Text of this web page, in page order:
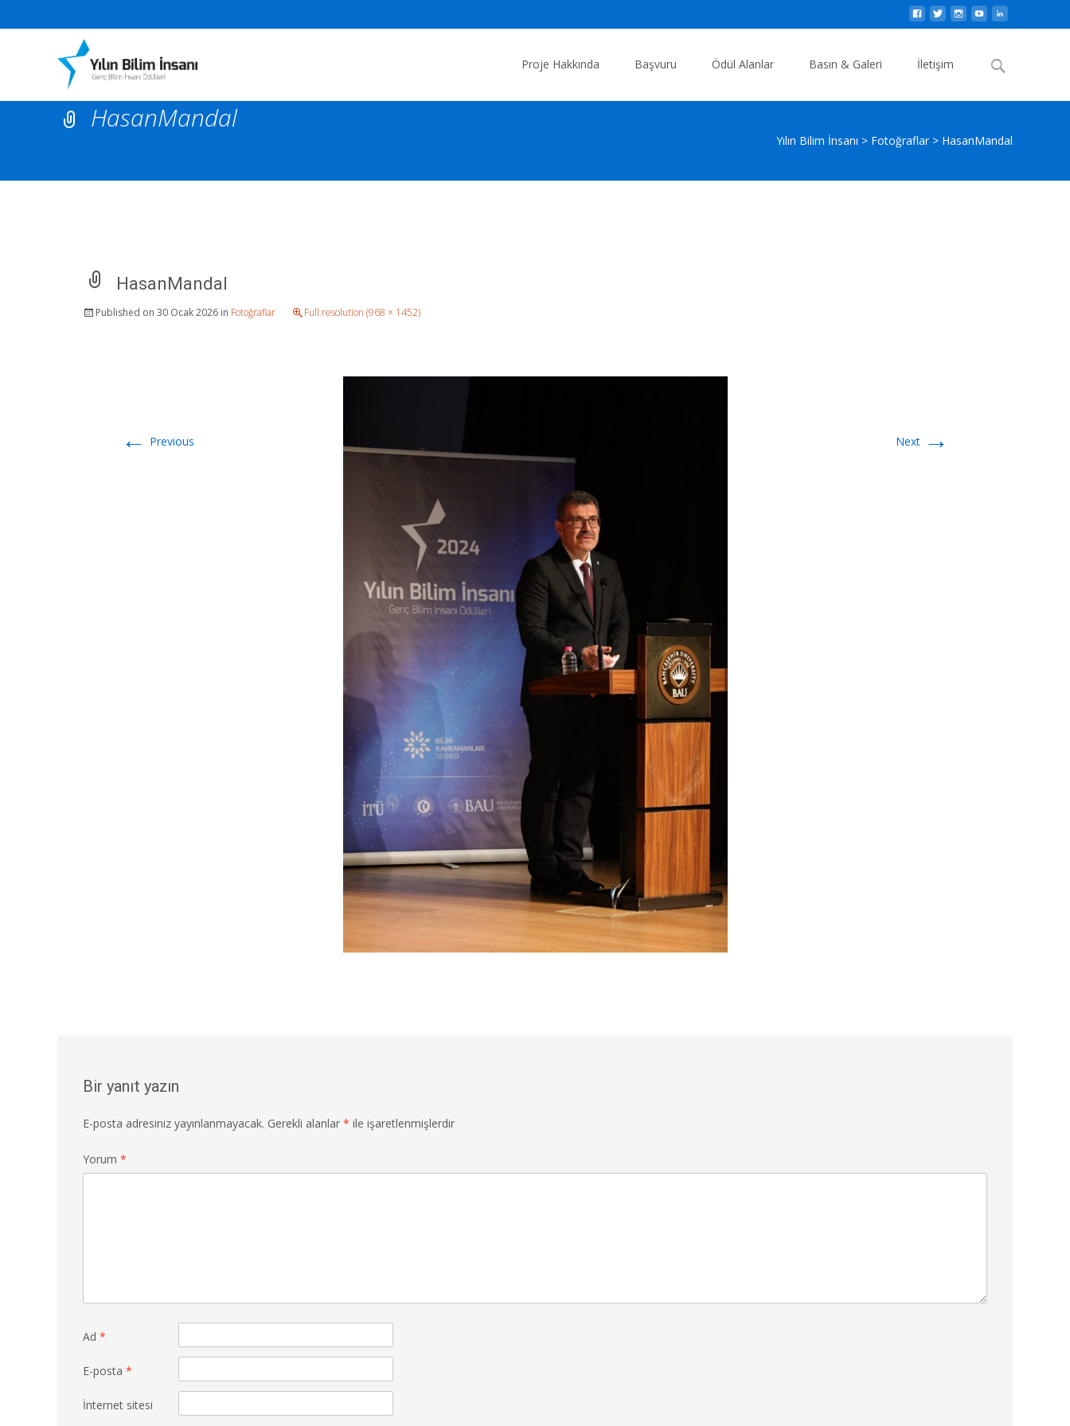
Proje Hakkında Başvuru Ödül Alanlar Basın & Galeri İletişim
Search
HasanMandal
Yılın Bilim İnsanı > Fotoğraflar > HasanMandal
HasanMandal
Published on 30 Ocak 2026 in Fotoğraflar Full resolution (968 × 1452)
← Previous Next →
Bir yanıt yazın
E-posta adresiniz yayınlanmayacak. Gerekli alanlar * ile işaretlenmişlerdir
Yorum *
Ad *
E-posta *
İnternet sitesi